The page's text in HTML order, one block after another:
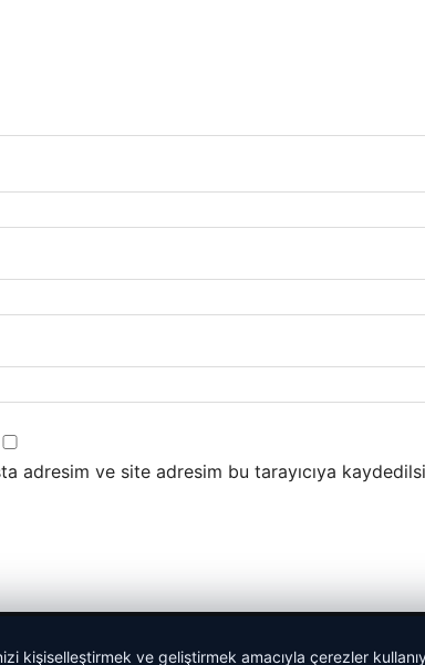
adresim ve site adresim bu tarayıcıya
kişiselleştirmek ve geliştirmek amacıyla çerezler